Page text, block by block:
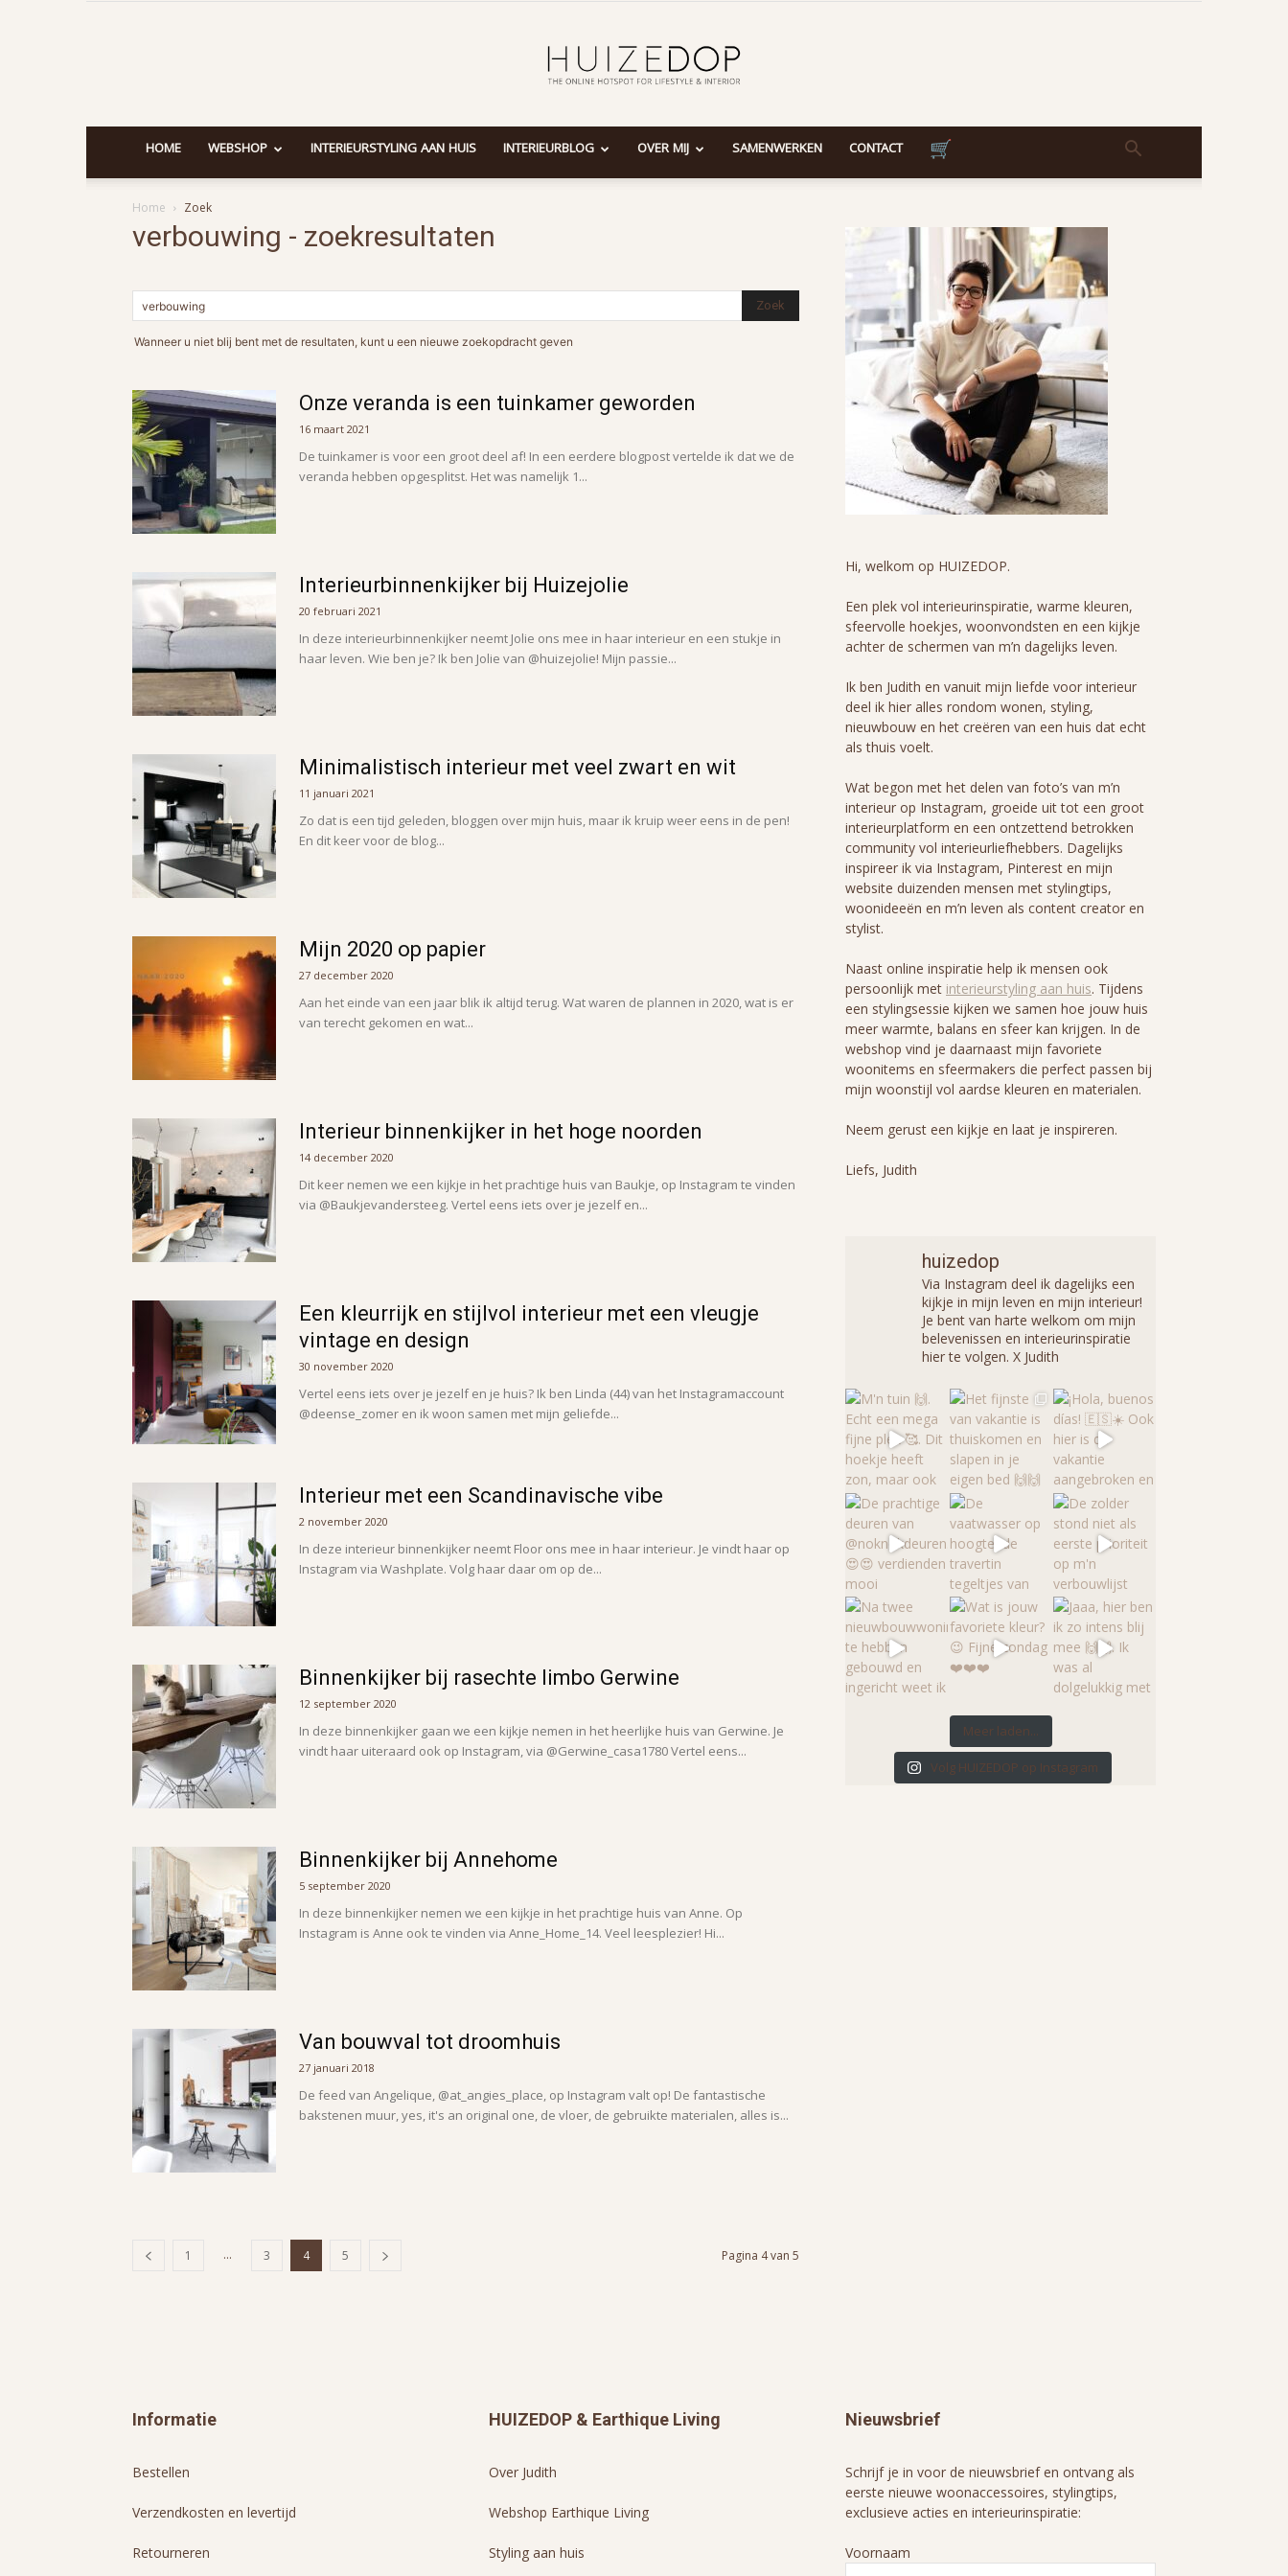
HOME WEBSHOP INTERIEURSTYLING AAN HUIS INTERIEURBLOG OVER MIJ SAMENWERKEN CONTACT
Home Zoek
verbouwing - zoekresultaten
Wanneer u niet blij bent met de resultaten, kunt u een nieuwe zoekopdracht geven
Onze veranda is een tuinkamer geworden
16 maart 2021
De tuinkamer is voor een groot deel af! In een eerdere blogpost vertelde ik dat we de
veranda hebben opgesplitst. Het was namelijk 1...
Interieurbinnenkijker bij Huizejolie
20 februari 2021
In deze interieurbinnenkijker neemt Jolie ons mee in haar interieur en een stukje in
haar leven. Wie ben je? Ik ben Jolie van @huizejolie! Mijn passie...
Minimalistisch interieur met veel zwart en wit
11 januari 2021
Zo dat is een tijd geleden, bloggen over mijn huis, maar ik kruip weer eens in de pen!
En dit keer voor de blog...
Mijn 2020 op papier
27 december 2020
Aan het einde van een jaar blik ik altijd terug. Wat waren de plannen in 2020, wat is er
van terecht gekomen en wat...
Interieur binnenkijker in het hoge noorden
14 december 2020
Dit keer nemen we een kijkje in het prachtige huis van Baukje, op Instagram te vinden
via @Baukjevandersteeg. Vertel eens iets over je jezelf en...
Een kleurrijk en stijlvol interieur met een vleugje
vintage en design
30 november 2020
Vertel eens iets over je jezelf en je huis? Ik ben Linda (44) van het Instagramaccount
@deense_zomer en ik woon samen met mijn geliefde...
Interieur met een Scandinavische vibe
2 november 2020
In deze interieur binnenkijker neemt Floor ons mee in haar interieur. Je vindt haar op
Instagram via Washplate. Volg haar daar om op de...
Binnenkijker bij rasechte limbo Gerwine
12 september 2020
In deze binnenkijker gaan we een kijkje nemen in het heerlijke huis van Gerwine. Je
vindt haar uiteraard ook op Instagram, via @Gerwine_casa1780 Vertel eens...
Binnenkijker bij Annehome
5 september 2020
In deze binnenkijker nemen we een kijkje in het prachtige huis van Anne. Op
Instagram is Anne ook te vinden via Anne_Home_14. Veel leesplezier! Hi...
Van bouwval tot droomhuis
27 januari 2018
De feed van Angelique, @at_angies_place, op Instagram valt op! De fantastische
bakstenen muur, yes, it's an original one, de vloer, de gebruikte materialen, alles is...
1 ... 3 4 5 Pagina 4 van 5
Hi, welkom op HUIZEDOP.
Een plek vol interieurinspiratie, warme kleuren,
sfeervolle hoekjes, woonvondsten en een kijkje
achter de schermen van m’n dagelijks leven.
Ik ben Judith en vanuit mijn liefde voor interieur
deel ik hier alles rondom wonen, styling,
nieuwbouw en het creëren van een huis dat echt
als thuis voelt.
Wat begon met het delen van foto’s van m’n
interieur op Instagram, groeide uit tot een groot
interieurplatform en een ontzettend betrokken
community vol interieurliefhebbers. Dagelijks
inspireer ik via Instagram, Pinterest en mijn
website duizenden mensen met stylingtips,
woonideeën en m’n leven als content creator en
stylist.
Naast online inspiratie help ik mensen ook
persoonlijk met interieurstyling aan huis. Tijdens
een stylingsessie kijken we samen hoe jouw huis
meer warmte, balans en sfeer kan krijgen. In de
webshop vind je daarnaast mijn favoriete
woonitems en sfeermakers die perfect passen bij
mijn woonstijl vol aardse kleuren en materialen.
Neem gerust een kijkje en laat je inspireren.
Liefs, Judith
huizedop
Via Instagram deel ik dagelijks een
kijkje in mijn leven en mijn interieur!
Je bent van harte welkom om mijn
belevenissen en interieurinspiratie
hier te volgen. X Judith
Meer laden...
Volg HUIZEDOP op Instagram
Informatie
Bestellen
Verzendkosten en levertijd
Retourneren
HUIZEDOP & Earthique Living
Over Judith
Webshop Earthique Living
Styling aan huis
Nieuwsbrief
Schrijf je in voor de nieuwsbrief en ontvang als
eerste nieuwe woonaccessoires, stylingtips,
exclusieve acties en interieurinspiratie:
Voornaam